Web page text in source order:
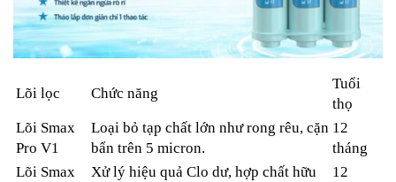
Lõi lọc Chức năng
Tuổi
thọ
Lõi Smax
Pro V1
Loại bỏ tạp chất lớn như rong rêu, cặn
bẩn trên 5 micron.
12
tháng
Lõi Smax
Xử lý hiệu quả Clo dư, hợp chất hữu
12